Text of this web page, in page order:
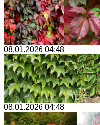
08.01.2026 04:48
08.01.2026 04:48